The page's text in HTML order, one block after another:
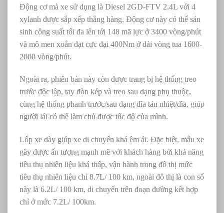
Động cơ mà xe sử dụng là Diesel 2GD-FTV 2.4L với 4
xylanh được sắp xếp thẳng hàng. Động cơ này có thể sản
sinh công suất tối đa lên tới 148 mã lực ở 3400 vòng/phút
và mô men xoắn đạt cực đại 400Nm ở dải vòng tua 1600-
2000 vòng/phút.
Ngoài ra, phiên bản này còn được trang bị hệ thống treo
trước độc lập, tay đòn kép và treo sau dạng phụ thuộc,
cùng hệ thống phanh trước/sau dạng đĩa tản nhiệt/đĩa, giúp
người lái có thể làm chủ được tốc độ của mình.
Lốp xe dày giúp xe di chuyển khá êm ái. Đặc biệt, mẫu xe
gây được ấn tượng mạnh mẽ với khách hàng bởi khả năng
tiêu thụ nhiên liệu khá thấp, vận hành trong đô thị mức
tiêu thụ nhiên liệu chỉ 8.7L/ 100 km, ngoài đô thị là con số
này là 6.2L/ 100 km, di chuyển trên đoạn đường kết hợp
chỉ ở mức 7.2L/ 100km.